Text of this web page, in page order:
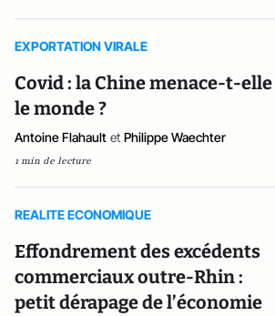
EXPORTATION VIRALE
Covid : la Chine menace-t-elle
le monde ?
Antoine Flahault et Philippe Waechter
1 min de lecture
REALITE ECONOMIQUE
Effondrement des excédents
commerciaux outre-Rhin :
petit dérapage de l’économie